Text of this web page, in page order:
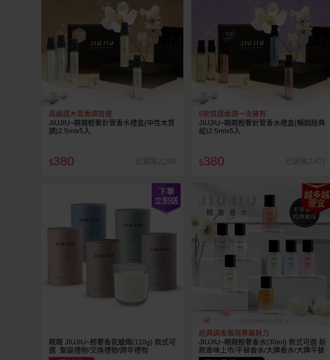
高級感木質香調首選
JIUJIU~親親輕奢針管香水禮盒(中性木質
調)2.5mlx5入
$380 已銷售2,290
5款質感香調一次擁有
JIUJIU~親親輕奢針管香水禮盒(暢銷經典
組)2.5mlx5入
$380 已銷售2,477
下單
立刻送
親親 JIUJIU~輕奢香氛蠟燭(110g) 款式可
選 聖誕禮物/交換禮物/跨年禮物
越多越
便宜
經典調香展現專屬魅力
JIUJIU~親親輕奢香水(30ml) 款式可選 新
款香味上市/平替香水/大牌香水/大牌平替